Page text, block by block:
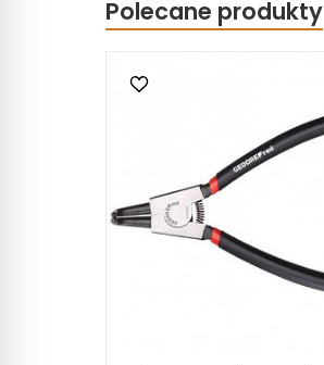
Polecane produkty